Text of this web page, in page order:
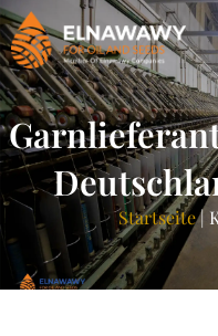
Startseite|